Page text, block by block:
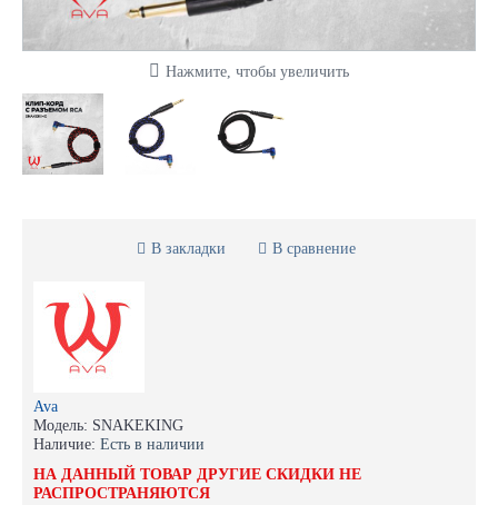
Нажмите, чтобы увеличить
В закладки В сравнение
Ava
Модель: SNAKEKING
Наличие: Есть в наличии
НА ДАННЫЙ ТОВАР ДРУГИЕ СКИДКИ НЕ
РАСПРОСТРАНЯЮТСЯ